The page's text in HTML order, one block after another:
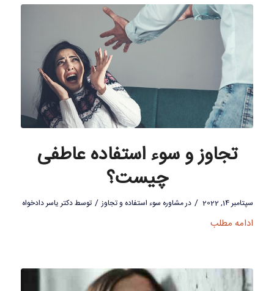
تجاوز و سوء استفاده عاطفی
چیست؟
سپتامبر 14, 2022 / درمشاوره سوء استفاده و تجاوز / توسطدکتر یاسر دادخواه
ادامه مطلب